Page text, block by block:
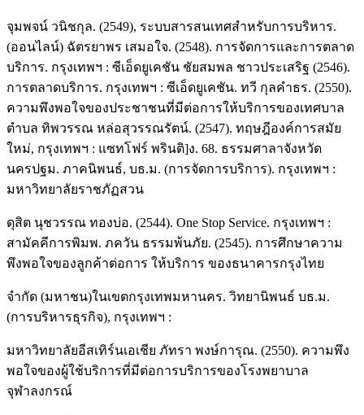
จุมพจน์ วนิชกุล. (2549), ระบบสารสนเทศสําหรับการบริหาร.
(ออนไลน์) ฉัตรยาพร เสมอใจ. (2548). การจัดการและการตลาด
บริการ. กรุงเทพฯ : ซีเอ็ดยูเคชัน ชัยสมพล ชาวประเสริฐ (2546).
การตลาดบริการ. กรุงเทพฯ : ซีเอ็ดยูเคชัน. ทวี กุลคําธร. (2550).
ความพึงพอใจของประชาชนที่มีต่อการให้บริการของเทศบาล
ตําบล ทิพวรรณ หล่อสุวรรณรัตน์. (2547). ทฤษฎีองค์การสมัย
ใหม่, กรุงเทพฯ : แซทโฟร์ พรินติ]ง. 68. ธรรมศาลาจังหวัด
นครปฐม. ภาคนิพนธ์, บธ.ม. (การจัดการบริการ). กรุงเทพฯ :
มหาวิทยาลัยราชภัฏสวน
ดุสิต นุชวรรณ ทองบ่อ. (2544). One Stop Service. กรุงเทพฯ :
สามัคคีการพิมพ. ภควัน ธรรมพ้นภัย. (2545). การศึกษาความ
พึงพอใจของลูกค้าต่อการ ให้บริการ ของธนาคารกรุงไทย
จํากัด (มหาชน)ในเขตกรุงเทพมหานคร. วิทยานิพนธ์ บธ.ม.
(การบริหารธุรกิจ), กรุงเทพฯ :
มหาวิทยาลัยอีสเทิร์นเอเชีย ภัทรา พงษ์การุณ. (2550). ความพึง
พอใจของผู้ใช้บริการที่มีต่อการบริการของโรงพยาบาล
จุฬาลงกรณ์